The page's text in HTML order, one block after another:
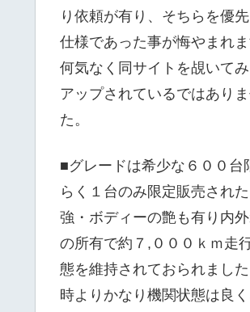
り依頼が有り、そちらを優
仕様であった事が悔やまれ
何気なく同サイトを覘いて
アップされているではあり
た。
■グレードは希少な６００
らく１台のみ限定販売され
強・ボディーの艶も有り内
の所有で約７,０００ｋｍ走
態を維持されておられまし
時よりかなり機関状態は良